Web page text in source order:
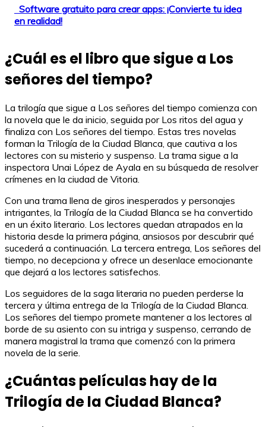
Software gratuito para crear apps: ¡Convierte tu idea
en realidad!
¿Cuál es el libro que sigue a Los
señores del tiempo?
La trilogía que sigue a Los señores del tiempo comienza con
la novela que le da inicio, seguida por Los ritos del agua y
finaliza con Los señores del tiempo. Estas tres novelas
forman la Trilogía de la Ciudad Blanca, que cautiva a los
lectores con su misterio y suspenso. La trama sigue a la
inspectora Unai López de Ayala en su búsqueda de resolver
crímenes en la ciudad de Vitoria.
Con una trama llena de giros inesperados y personajes
intrigantes, la Trilogía de la Ciudad Blanca se ha convertido
en un éxito literario. Los lectores quedan atrapados en la
historia desde la primera página, ansiosos por descubrir qué
sucederá a continuación. La tercera entrega, Los señores del
tiempo, no decepciona y ofrece un desenlace emocionante
que dejará a los lectores satisfechos.
Los seguidores de la saga literaria no pueden perderse la
tercera y última entrega de la Trilogía de la Ciudad Blanca.
Los señores del tiempo promete mantener a los lectores al
borde de su asiento con su intriga y suspenso, cerrando de
manera magistral la trama que comenzó con la primera
novela de la serie.
¿Cuántas películas hay de la
Trilogía de la Ciudad Blanca?